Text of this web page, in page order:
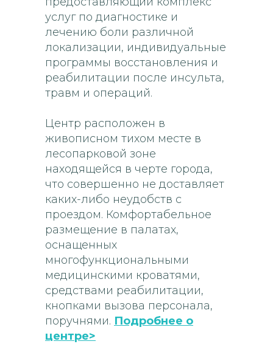
услуг по диагностике и
лечению боли различной
локализации, индивидуальные
программы восстановления и
реабилитации после инсульта,
травм и операций.
Центр расположен в
живописном тихом месте в
лесопарковой зоне
находящейся в черте города,
что совершенно не доставляет
каких-либо неудобств с
проездом. Комфортабельное
размещение в палатах,
оснащенных
многофункциональными
медицинскими кроватями,
средствами реабилитации,
кнопками вызова персонала,
поручнями. Подробнее о
центре>